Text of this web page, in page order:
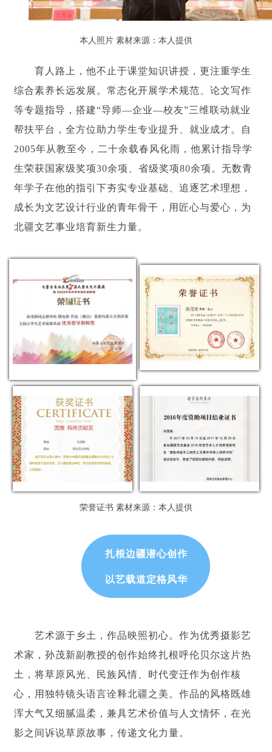
本人照片 素材来源：本人提供
育人路上，他不止于课堂知识讲授，更注重学生
综合素养长远发展。常态化开展学术规范、论文写作
等专题指导，搭建“导师—企业—校友”三维联动就业
帮扶平台，全方位助力学生专业提升、就业成才。自
2005年从教至今，二十余载春风化雨，他累计指导学
生荣获国家级奖项30余项、省级奖项80余项。无数青
年学子在他的指引下夯实专业基础、追逐艺术理想，
成长为文艺设计行业的青年骨干，用匠心与爱心，为
北疆文艺事业培育新生力量。
荣誉证书 素材来源：本人提供
扎根边疆潜心创作
以艺载道定格风华
艺术源于乡土，作品映照初心。作为优秀摄影艺
术家，孙茂新副教授的创作始终扎根呼伦贝尔这片热
土，将草原风光、民族风情、时代变迁作为创作核
心，用独特镜头语言诠释北疆之美。作品的风格既雄
浑大气又细腻温柔，兼具艺术价值与人文情怀，在光
影之间诉说草原故事，传递文化力量。